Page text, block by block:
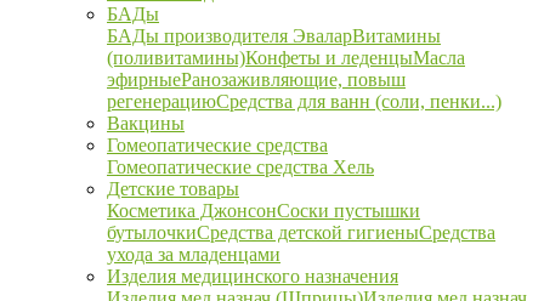
БАДы
БАДы производителя ЭваларВитамины
(поливитамины)Конфеты и леденцыМасла
эфирныеРанозаживляющие, повыш
регенерациюСредства для ванн (соли, пенки...)
Вакцины
Гомеопатические средства
Гомеопатические средства Хель
Детские товары
Косметика ДжонсонСоски пустышки
бутылочкиСредства детской гигиеныСредства
ухода за младенцами
Изделия медицинского назначения